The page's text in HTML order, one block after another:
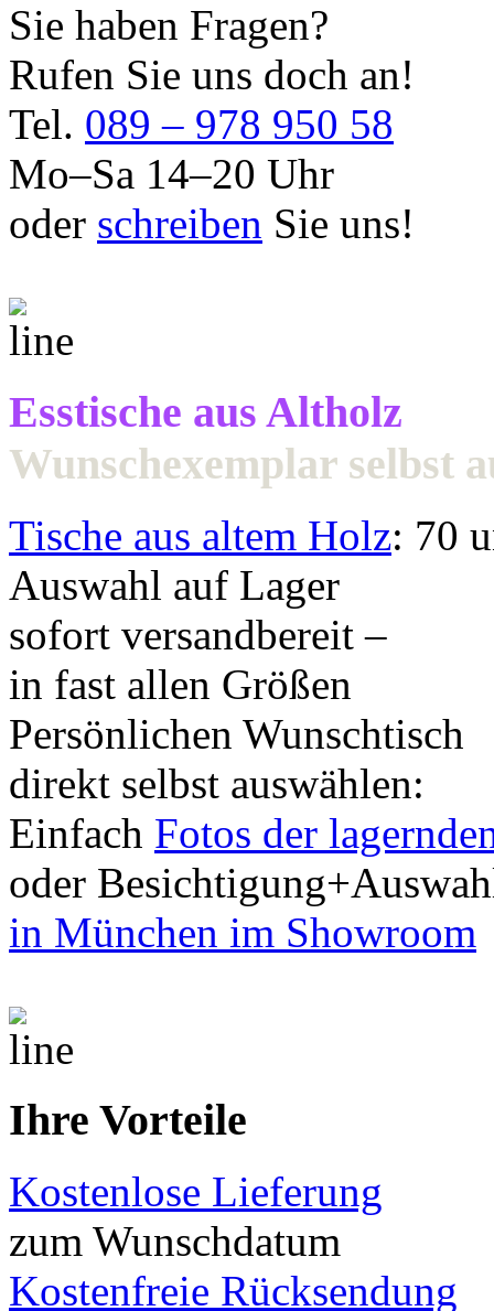
Sie haben Fragen?
Rufen Sie uns doch an!
Tel. 089 – 978 950 58
Mo–Sa 14–20 Uhr
oder schreiben Sie uns!
Esstische aus Altholz
Wunschexemplar selbst
Tische aus altem Holz: 70
Auswahl auf Lager
sofort versandbereit –
in fast allen Größen
Persönlichen Wunschtisch
direkt selbst auswählen:
Einfach Fotos der
oder
in München im Showroom
Ihre Vorteile
Kostenlose Lieferung
zum Wunschdatum
Kostenfreie Rücksendung